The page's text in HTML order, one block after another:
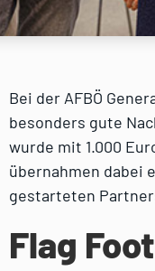
Bei der AFBÖ
besonders gute
wurde mit 1.000
übernahmen dabei
gestarteten
Flag